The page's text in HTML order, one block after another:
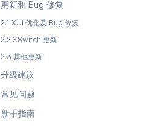
更新和 Bug 修复
2.1 XUI 优化及 Bug 修复
2.2 XSwitch 更新
2.3 其他更新
升级建议
常见问题
新手指南